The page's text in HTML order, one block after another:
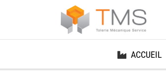
ACCUEIL